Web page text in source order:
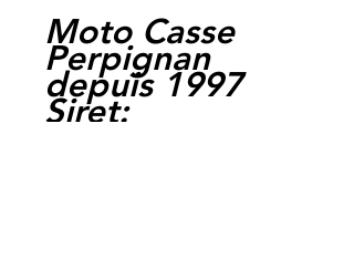
Moto Casse
Perpignan
depuis 1997
Siret: